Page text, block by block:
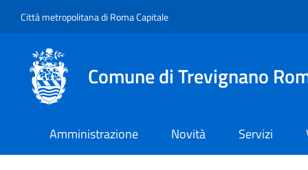
Città metropolitana di Roma Capitale
Comune di Trevignano
Amministrazione Novità Servizi